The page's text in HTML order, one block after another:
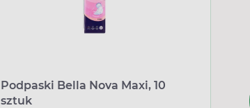
Podpaski Bella Nova Maxi, 10
sztuk